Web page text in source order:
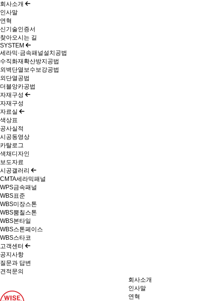
회사소개
인사말
연혁
신기술인증서
찾아오시는 길
SYSTEM
세라믹·금속패널설치공법
수직화재확산방지공법
외벽단열보수보강공법
외단열공법
더블앙카공법
자재구성
자재구성
자료실
색상표
공사실적
시공동영상
카탈로그
색채디자인
보도자료
시공갤러리
CMTA세라믹패널
WPS금속패널
WBS표준
WBS미장스톤
WBS뿜칠스톤
WBS본타일
WBS스톤페이스
WBS스타코
고객센터
공지사항
질문과 답변
견적문의
회사소개
인사말
연혁